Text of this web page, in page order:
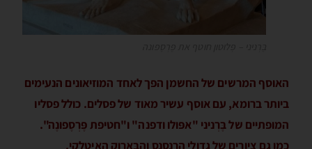
האוסף המרשים של החשמן הפך לאחד המוזיאונים הנעימים
ביותר ברומא, עם אוסף עשיר מאוד של פסלים. כולל פסליו
המופתיים של בֶּרְניני "אפּולו ודפנה" ו"חטיפת פֶּרְסֶפונֶה".
כמו גם ציורים של גדולי הרנסנס והבָּארוק האיטלקי.